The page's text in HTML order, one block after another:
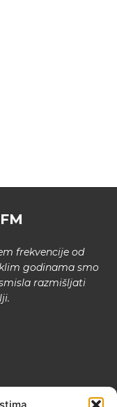
frekvencije od
godinama smo
razmišljati